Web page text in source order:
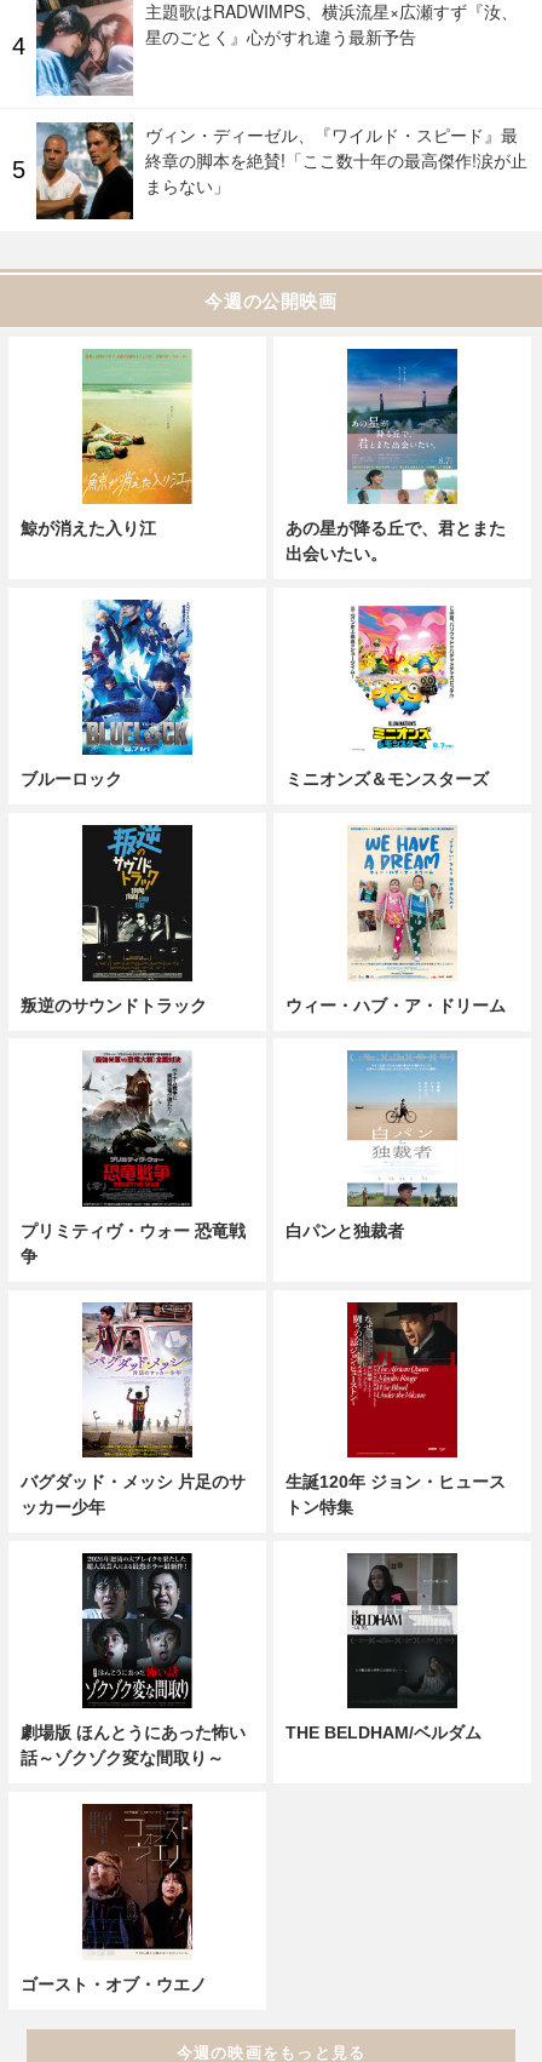
主題歌はRADWIMPS、横浜流星×広瀬すず『汝、
星のごとく』心がすれ違う最新予告
ヴィン・ディーゼル、『ワイルド・スピード』最
終章の脚本を絶賛!「ここ数十年の最高傑作!涙が止
まらない」
今週の公開映画
鯨が消えた入り江
あの星が降る丘で、君とまた
出会いたい。
ブルーロック ミニオンズ＆モンスターズ
叛逆のサウンドトラック ウィー・ハブ・ア・ドリーム
プリミティヴ・ウォー 恐竜戦
争
白パンと独裁者
バグダッド・メッシ 片足のサ
ッカー少年
生誕120年 ジョン・ヒュース
トン特集
劇場版 ほんとうにあった怖い
話～ゾクゾク変な間取り～
THE BELDHAM/ベルダム
ゴースト・オブ・ウエノ
今週の映画をもっと見る